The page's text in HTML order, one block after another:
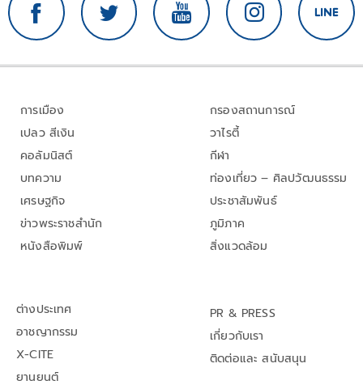
การเมือง
เปลว สีเงิน
คอลัมนิสต์
บทความ
เศรษฐกิจ
ข่าวพระราชสำนัก
หนังสือพิมพ์
กรองสถานการณ์
วาไรตี้
กีฬา
ท่องเที่ยว – ศิลปวัฒนธรรม
ประชาสัมพันธ์
ภูมิภาค
สิ่งแวดล้อม
ต่างประเทศ
อาชญากรรม
X-CITE
ยานยนต์
PR & PRESS
เกี่ยวกับเรา
ติดต่อและ สนับสนุน